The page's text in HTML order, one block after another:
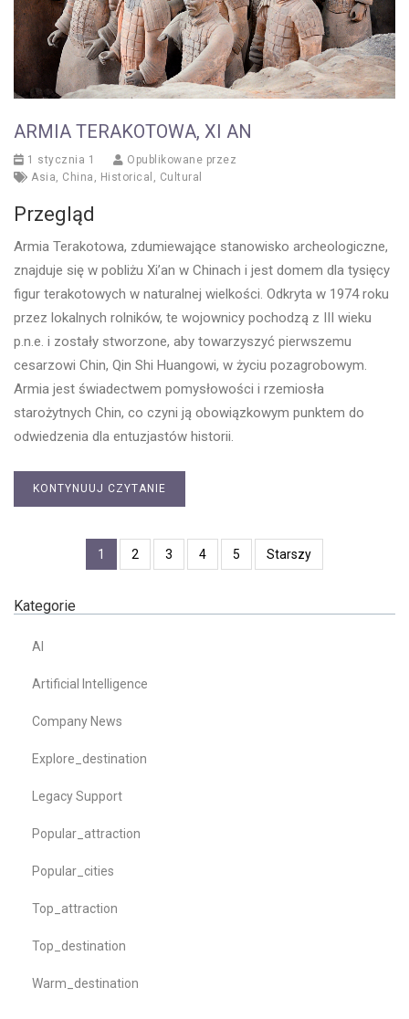
ARMIA TERAKOTOWA, XI AN
1 stycznia 1
Opublikowane przez
Asia, China , Historical , Cultural
Przegląd
Armia Terakotowa, zdumiewające stanowisko archeologiczne,
znajduje się w pobliżu Xi’an w Chinach i jest domem dla tysięcy
figur terakotowych w naturalnej wielkości. Odkryta w 1974 roku
przez lokalnych rolników, te wojownicy pochodzą z III wieku
p.n.e. i zostały stworzone, aby towarzyszyć pierwszemu
cesarzowi Chin, Qin Shi Huangowi, w życiu pozagrobowym.
Armia jest świadectwem pomysłowości i rzemiosła
starożytnych Chin, co czyni ją obowiązkowym punktem do
odwiedzenia dla entuzjastów historii.
KONTYNUUJ CZYTANIE
1 2 3 4 5 Starszy
Kategorie
AI
Artificial Intelligence
Company News
Explore_destination
Legacy Support
Popular_attraction
Popular_cities
Top_attraction
Top_destination
Warm_destination